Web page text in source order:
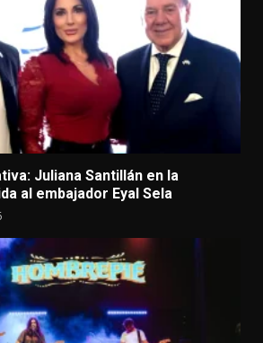
Juliana Santillán en la
al embajador Eyal Sela